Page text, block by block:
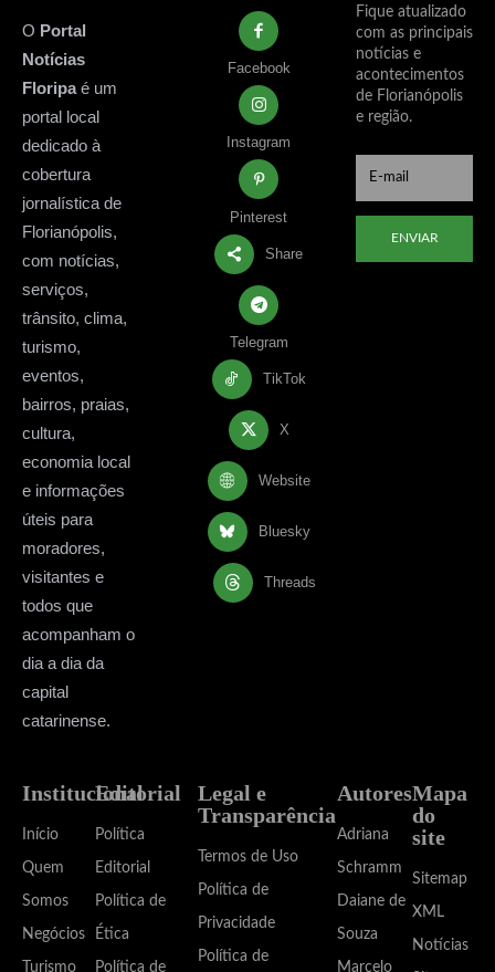
O Portal
Notícias
Floripaé um
portal local
dedicado à
cobertura
jornalística de
Florianópolis,
com notícias,
serviços,
trânsito, clima,
turismo,
eventos,
bairros, praias,
cultura,
economia local
e informações
úteis para
moradores,
visitantes e
todos que
acompanham o
dia a dia da
capital
catarinense.
Facebook
Instagram
Pinterest
Share
Telegram
TikTok
X
Website
Bluesky
Threads
Fique atualizado
com as principais
notícias e
acontecimentos
de Florianópolis
e região.
ENVIAR
Institucional
Início
Quem
Somos
Negócios
Turismo
Editorial
Política
Editorial
Política de
Ética
Política de
Legal e
Transparência
Termos de Uso
Política de
Privacidade
Política de
Autores
Adriana
Schramm
Daiane de
Souza
Marcelo
Mapa
do
site
Sitemap
XML
Notícias